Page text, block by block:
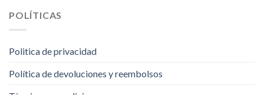
POLÍTICAS
Politica de privacidad
Política de devoluciones y reembolsos